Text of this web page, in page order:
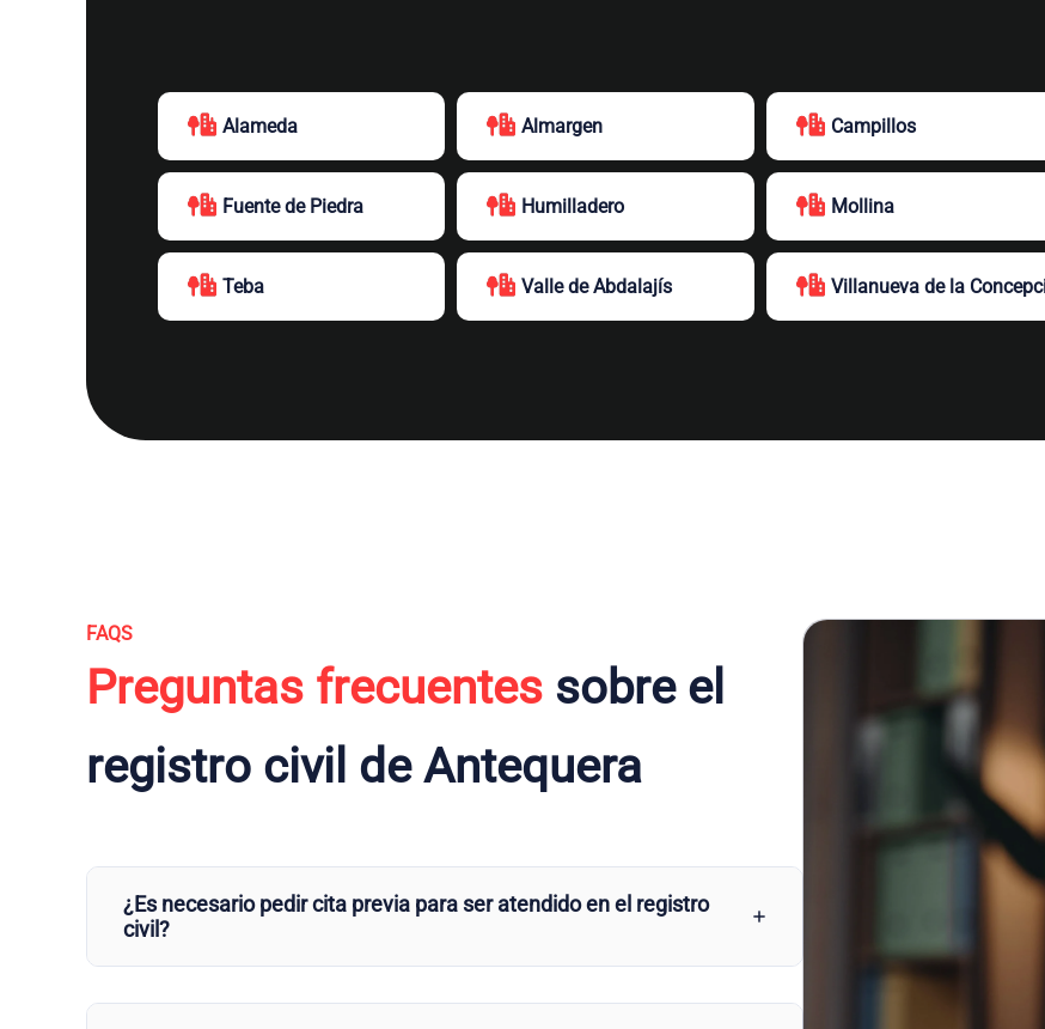
Alameda Almargen Campillos
Fuente de Piedra Humilladero Mollina
Teba Valle de Abdalajís Villanueva de la
FAQS
Preguntas frecuentes sobre el
registro civil de Antequera
¿Es necesario pedir cita previa para ser atendido en el registro
civil?